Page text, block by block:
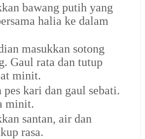
bawang putih yang
halia ke dalam
masukkan sotong
Gaul rata dan tutup
minit.
pes kari dan gaul sebati.
minit.
santan, air dan
rasa.